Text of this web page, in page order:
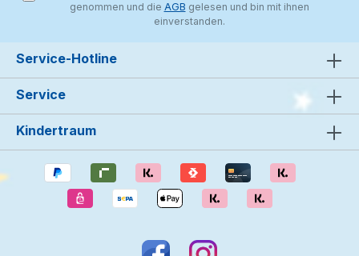
genommen und die AGB gelesen und bin mit ihnen
einverstanden.
Service-Hotline
Service
Kindertraum